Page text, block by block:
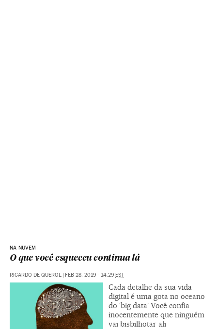
NA NUVEM
O que você esqueceu continua lá
RICARDO DE QUEROL | FEB 28, 2019 - 14:29 EST
Cada detalhe da sua vida
digital é uma gota no oceano
do ‘big data’ Você confia
inocentemente que ninguém
vai bisbilhotar ali